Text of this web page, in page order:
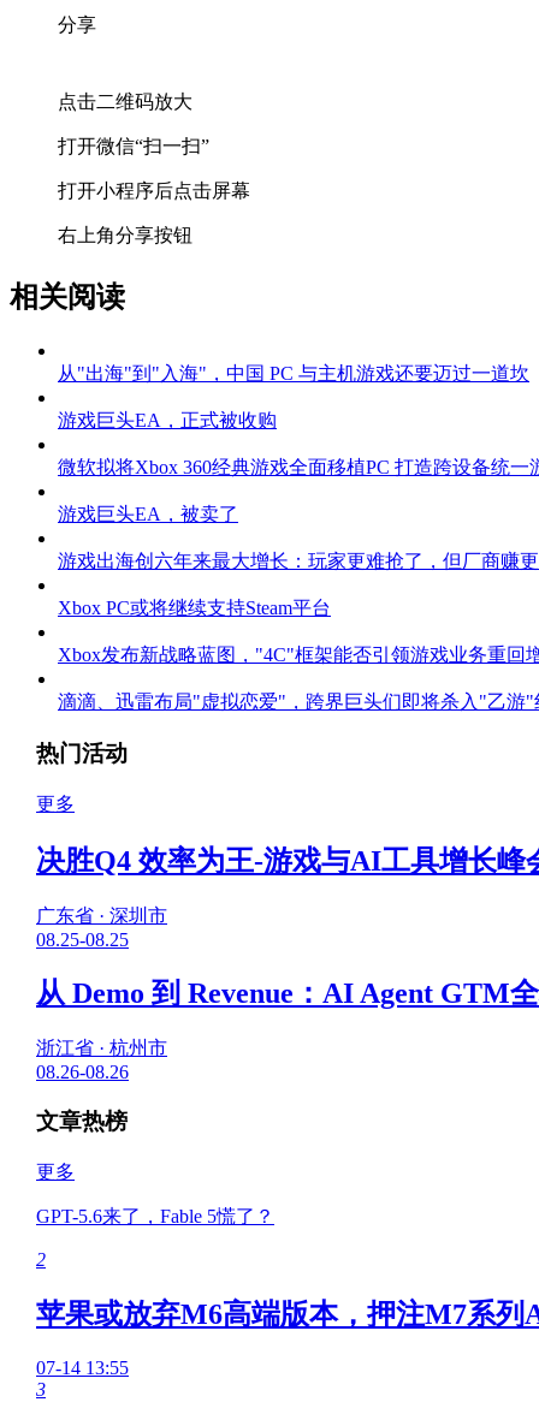
分享
点击二维码放大
打开微信“扫一扫”
打开小程序后点击屏幕
右上角分享按钮
相关阅读
从"出海"到"入海"，中国 PC 与主机游戏还要迈过一道坎
游戏巨头EA，正式被收购
微软拟将Xbox 360经典游戏全面移植PC 打造跨设备统一
游戏巨头EA，被卖了
游戏出海创六年来最大增长：玩家更难抢了，但厂商赚
Xbox PC或将继续支持Steam平台
Xbox发布新战略蓝图，"4C"框架能否引领游戏业务重回
滴滴、迅雷布局"虚拟恋爱"，跨界巨头们即将杀入"乙游"
热门活动
更多
决胜Q4 效率为王-游戏与AI工具增长峰
广东省 · 深圳市
08.25-08.25
从 Demo 到 Revenue：AI Agent GTM
浙江省 · 杭州市
08.26-08.26
文章热榜
更多
GPT-5.6来了，Fable 5慌了？
2
苹果或放弃M6高端版本，押注M7系列
07-14 13:55
3